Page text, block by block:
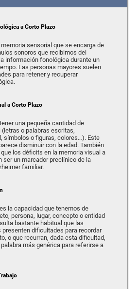
a Corto Plazo
sensorial que se encarga de
sonoros que recibimos del
información fonológica durante un
Las personas mayores suelen
para retener y recuperar
a Corto Plazo
una pequeña cantidad de
o palabras escritas,
símbolos o figuras, colores…). Este
disminuir con la edad. También
los déficits en la memoria visual a
ser un marcador preclínico de la
familiar.
la capacidad que tenemos de
persona, lugar, concepto o entidad
bastante habitual que las
presenten dificultades para recordar
o que recurran, dada esta dificultad,
palabra más genérica para referirse a